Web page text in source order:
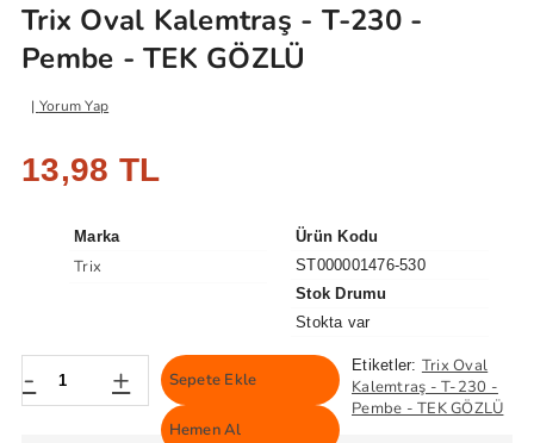
Trix Oval Kalemtraş - T-230 -
Pembe - TEK GÖZLÜ
Yorum Yap
13,98 TL
Marka
Trix
Ürün Kodu
ST000001476-530
Stok Drumu
Stokta var
- + Sepete Ekle
Hemen Al
Etiketler: Trix Oval
Kalemtraş - T-230 -
Pembe - TEK GÖZLÜ